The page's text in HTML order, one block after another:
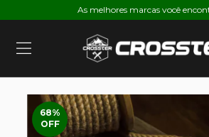
As melhores marcas você
68%
OFF